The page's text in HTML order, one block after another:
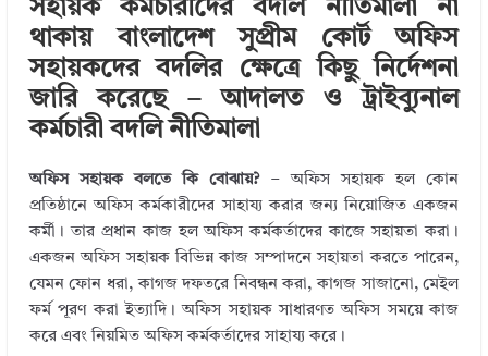
bl
r
e
dI
n
te
r
b
o
o
k
e
সহায়ক কর্মচারীদের বদলি নীতিমালা না
থাকায় বাংলাদেশ সুপ্রীম কোর্ট অফিস
সহায়কদের বদলির ক্ষেত্রে কিছু নির্দেশনা
জারি করেছে – আদালত ও ট্রাইব্যুনাল
কর্মচারী বদলি নীতিমালা
অফিস সহায়ক বলতে কি বোঝায়?– অফিস সহায়ক হল কোন
প্রতিষ্ঠানে অফিস কর্মকারীদের সাহায্য করার জন্য নিয়োজিত একজন
কর্মী। তার প্রধান কাজ হল অফিস কর্মকর্তাদের কাজে সহায়তা করা।
একজন অফিস সহায়ক বিভিন্ন কাজ সম্পাদনে সহায়তা করতে পারেন,
যেমন ফোন ধরা, কাগজ দফতরে নিবন্ধন করা, কাগজ সাজানো, মেইল
ফর্ম পূরণ করা ইত্যাদি। অফিস সহায়ক সাধারণত অফিস সময়ে কাজ
করে এবং নিয়মিত অফিস কর্মকর্তাদের সাহায্য করে।